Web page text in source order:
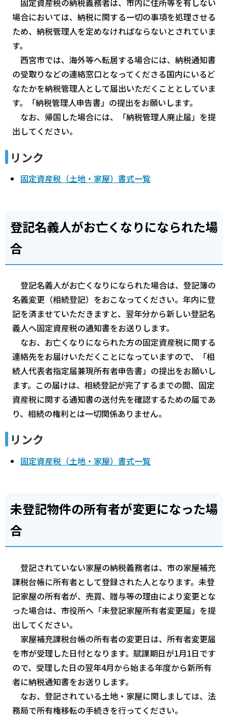
固定資産税の納税義務者は、市内に住所等を有しない
場合においては、納税に関する一切の事項を処理させる
ため、納税管理人を定めなければならないとされていま
す。
西宮市では、海外等へ転居する場合には、納税通知書
の受取りなどの連絡窓口となってくださる国内にいるど
なたかを納税管理人として届出いただくこととしていま
す。「納税管理人申告書」の提出をお願いします。
なお、帰国した場合には、「納税管理人廃止届」を提
出してください。
リンク
固定資産税（土地・家屋）書式一覧
登記名義人がお亡くなりになられた場
合
登記名義人がお亡くなりになられた場合は、登記簿の
名義変更（相続登記）をおこなってください。年内に登
記を済ませていただきますと、翌年分から新しい登記名
義人へ固定資産税の通知書をお送りします。
なお、お亡くなりになられた方の固定資産税に関する
連絡先をお届けいただくことになっていますので、「相
続人代表者指定届兼現所有者申告書」の提出をお願いし
ます。この届けは、相続登記が完了するまでの間、固定
資産税に関する通知書の送付先を確認するための届であ
り、相続の権利とは一切関係ありません。
リンク
固定資産税（土地・家屋）書式一覧
未登記物件の所有者が変更になった場
合
登記されていない家屋の納税義務者は、市の家屋補充
課税台帳に所有者として登録された人となります。未登
記家屋の所有者が、売買、贈与等の理由により変更とな
った場合は、市役所へ「未登記家屋所有者変更届」を提
出してください。
家屋補充課税台帳の所有者の変更日は、所有者変更届
を市が受理した日付となります。賦課期日が1月1日です
ので、受理した日の翌年4月から始まる年度から新所有
者に納税通知書をお送りします。
なお、登記されている土地・家屋に関しましては、法
務局で所有権移転の手続きを行ってください。